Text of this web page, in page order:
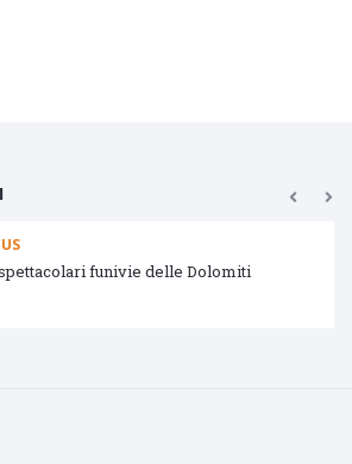
funivie delle Dolomiti